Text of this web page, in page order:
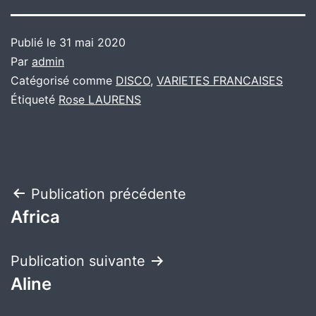
Publié le 31 mai 2020
Par admin
Catégorisé comme DISCO, VARIETES FRANCAISES
Étiqueté Rose LAURENS
Navigation
de
l’article
Publication précédente
Africa
Publication suivante
Aline